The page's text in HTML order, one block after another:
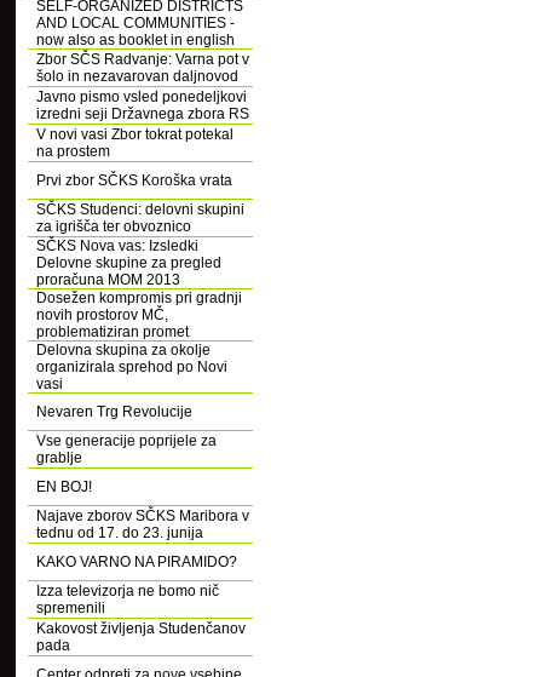
SELF-ORGANIZED DISTRICTS
AND LOCAL COMMUNITIES -
now also as booklet in english
Zbor SČS Radvanje: Varna pot v
šolo in nezavarovan daljnovod
Javno pismo vsled ponedeljkovi
izredni seji Državnega zbora RS
V novi vasi Zbor tokrat potekal
na prostem
Prvi zbor SČKS Koroška vrata
SČKS Studenci: delovni skupini
za igrišča ter obvoznico
SČKS Nova vas: Izsledki
Delovne skupine za pregled
proračuna MOM 2013
Dosežen kompromis pri gradnji
novih prostorov MČ,
problematiziran promet
Delovna skupina za okolje
organizirala sprehod po Novi
vasi
Nevaren Trg Revolucije
Vse generacije poprijele za
grablje
EN BOJ!
Najave zborov SČKS Maribora v
tednu od 17. do 23. junija
KAKO VARNO NA PIRAMIDO?
Izza televizorja ne bomo nič
spremenili
Kakovost življenja Studenčanov
pada